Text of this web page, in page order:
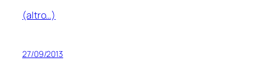
(altro…)
27/09/2013